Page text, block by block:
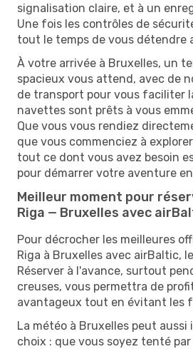
signalisation claire, et à un
Une fois les contrôles de
tout le temps de vous détendre
À votre arrivée à Bruxelles, un
spacieux vous attend, avec de
de transport pour vous faciliter
navettes sont prêts à vous
Que vous vous rendiez
que vous commenciez à
tout ce dont vous avez besoin
pour démarrer votre aventure
Meilleur moment pour
Riga — Bruxelles avec
Pour décrocher les meilleures
Riga à Bruxelles avec airBaltic,
Réserver à l'avance, surtout
creuses, vous permettra de
avantageux tout en évitant les
La météo à Bruxelles peut
choix : que vous soyez tenté